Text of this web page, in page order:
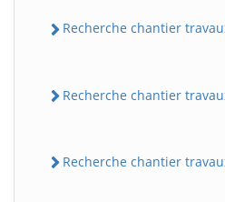
Recherche chantier
Recherche chantier
Recherche chantier